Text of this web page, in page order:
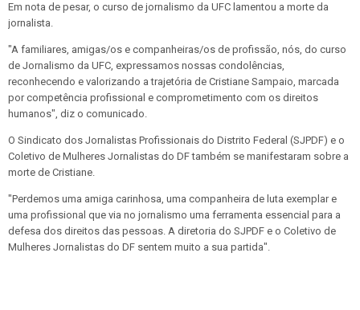
Em nota de pesar, o curso de jornalismo da UFC lamentou a morte da
jornalista.
"A familiares, amigas/os e companheiras/os de profissão, nós, do curso
de Jornalismo da UFC, expressamos nossas condolências,
reconhecendo e valorizando a trajetória de Cristiane Sampaio, marcada
por competência profissional e comprometimento com os direitos
humanos", diz o comunicado.
O Sindicato dos Jornalistas Profissionais do Distrito Federal (SJPDF) e o
Coletivo de Mulheres Jornalistas do DF também se manifestaram sobre a
morte de Cristiane.
"Perdemos uma amiga carinhosa, uma companheira de luta exemplar e
uma profissional que via no jornalismo uma ferramenta essencial para a
defesa dos direitos das pessoas. A diretoria do SJPDF e o Coletivo de
Mulheres Jornalistas do DF sentem muito a sua partida".